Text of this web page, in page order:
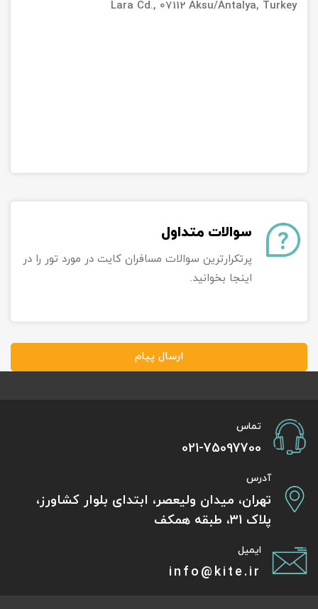
Lara Cd., 07112 Aksu/Antalya, Turkey
سوالات متداول
پرتکرارترین سوالات مسافران کایت در مورد تور را در
اینجا بخوانید.
ارسال پیام
تماس
021-75097700
آدرس
تهران، میدان ولیعصر، ابتدای بلوار کشاورز،
پلاک 31، طبقه همکف
ایمیل
info@kite.ir